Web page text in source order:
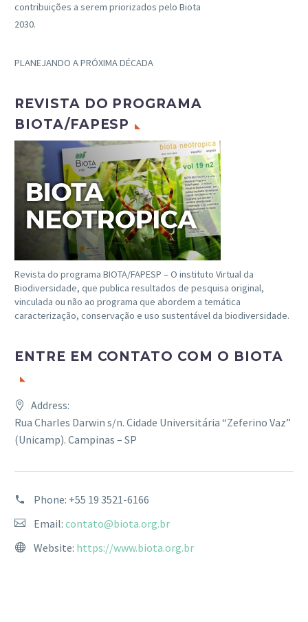
contribuições a serem priorizados pelo Biota
2030.
PLANEJANDO A PRÓXIMA DÉCADA
REVISTA DO PROGRAMA
BIOTA/FAPESP
Revista do programa BIOTA/FAPESP – O instituto Virtual da
Biodiversidade, que publica resultados de pesquisa original,
vinculada ou não ao programa que abordem a temática
caracterização, conservação e uso sustentável da biodiversidade.
ENTRE EM CONTATO COM O BIOTA
Address:
Rua Charles Darwin s/n. Cidade Universitária “Zeferino Vaz”
(Unicamp). Campinas – SP
Phone: +55 19 3521-6166
Email: contato@biota.org.br
Website: https://www.biota.org.br